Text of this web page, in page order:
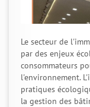
Le secteur de
par des enjeux
consommateurs
l'environnement.
pratiques
la gestion des